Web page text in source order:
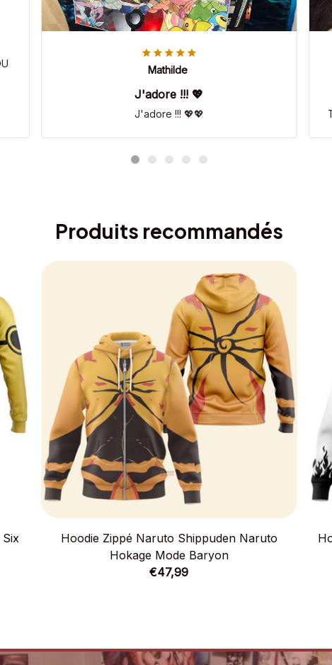
Mathilde
J'adore !!! 💖
J'adore !!! 💖💖
Produits recommandés
Hoodie Zippé Naruto Shippuden Naruto
Hokage Mode Baryon
€47,99